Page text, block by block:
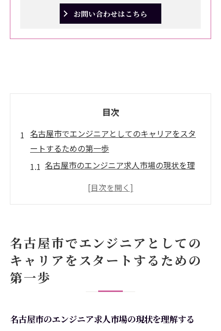
お問い合わせはこちら
目次
名古屋市でエンジニアとしてのキャリアをスタ
ートするための第一歩
名古屋市のエンジニア求人市場の現状を理
地元のIT企業でのインターンシップの重要
ルの習得
キャリア形成におけるネットワーキングの
活用法
名古屋市でのエンジニア向けキャリアイベ
地域特有の産業動向を学ぶ
名古屋市でエンジニアとしての
キャリアをスタートするための
第一歩
名古屋市のエンジニア求人市場の現状を理解する